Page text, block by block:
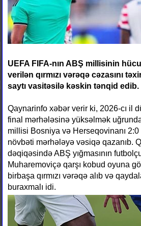
UEFA FIFA-nın ABŞ millisinin
verilən qırmızı vərəqə cəzasını
saytı vasitəsilə kəskin tənqid edib.
Qaynarinfo xəbər verir ki, 2026-cı il
final mərhələsinə yüksəlmək
millisi Bosniya və Herseqovinanı
növbəti mərhələyə vəsiqə qazanıb.
dəqiqəsində ABŞ yığmasının
Muharemoviçə qarşı kobud oyuna
birbaşa qırmızı vərəqə alıb və
buraxmalı idi.